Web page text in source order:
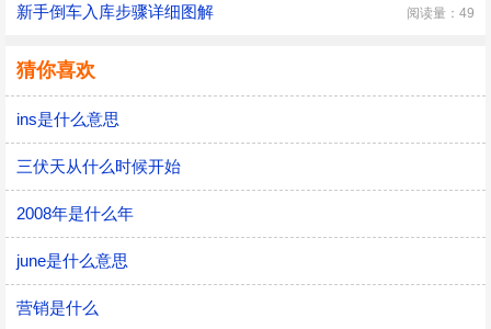
新手倒车入库步骤详细图解 阅读量：49
猜你喜欢
ins是什么意思
三伏天从什么时候开始
2008年是什么年
june是什么意思
营销是什么